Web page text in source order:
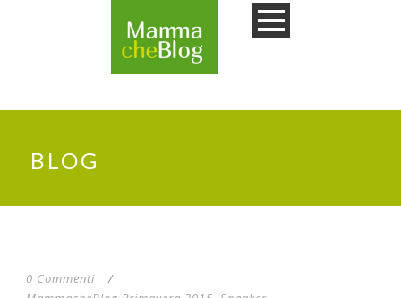
BLOG
0 Commenti
/